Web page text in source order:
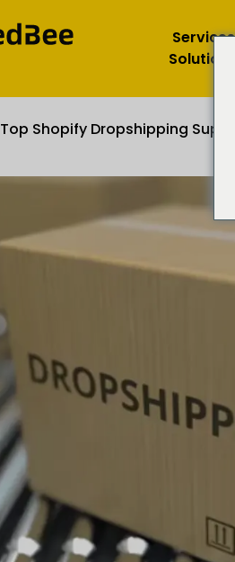
Solutions
Top Shopify Dropshipping